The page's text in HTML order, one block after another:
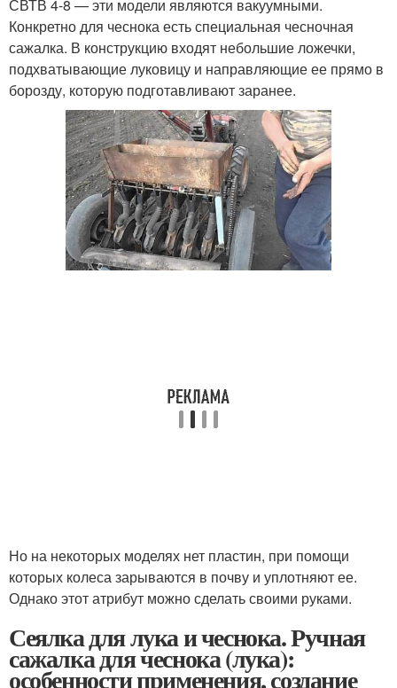
СВТВ 4-8 — эти модели являются вакуумными.
Конкретно для чеснока есть специальная чесночная
сажалка. В конструкцию входят небольшие ложечки,
подхватывающие луковицу и направляющие ее прямо в
борозду, которую подготавливают заранее.
Но на некоторых моделях нет пластин, при помощи
которых колеса зарываются в почву и уплотняют ее.
Однако этот атрибут можно сделать своими руками.
Сеялка для лука и чеснока. Ручная
сажалка для чеснока (лука):
особенности применения, создание